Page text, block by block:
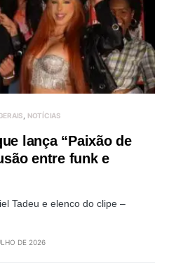
NOTÍCIAS
lança “Paixão de
entre funk e
Tadeu e elenco do clipe –
DE 2026